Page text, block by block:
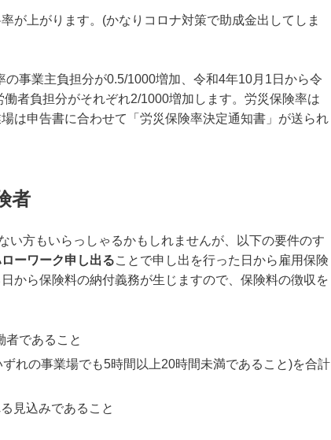
が上がります。(かなりコロナ対策で助成金出してしま
事業主負担分が0.5/1000増加、令和4年10月1日から令
者負担分がそれぞれ2/1000増加します。労災保険率は
は申告書に合わせて「労災保険率決定通知書」が送られ
者
い方もいらっしゃるかもしれませんが、以下の要件のす
ーワーク申し出ることで申し出を行った日から雇用保険
から保険料の納付義務が生じますので、保険料の徴収を
者であること
れの事業場でも5時間以上20時間未満であること)を合計
見込みであること